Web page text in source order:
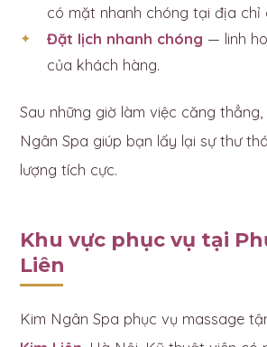
có mặt nhanh chóng tại địa chỉ
Đặt lịch nhanh chóng — linh
của khách hàng.
Sau những giờ làm việc căng
Ngân Spa giúp bạn lấy lại sự thư
lượng tích cực.
Khu vực phục vụ tại
Liên
Kim Ngân Spa phục vụ massage